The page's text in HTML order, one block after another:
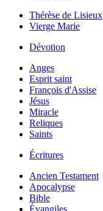
Thérèse de Lisieux
Vierge Marie
Dévotion
Anges
Esprit saint
François d'Assise
Jésus
Miracle
Reliques
Saints
Écritures
Ancien Testament
Apocalypse
Bible
Évangiles